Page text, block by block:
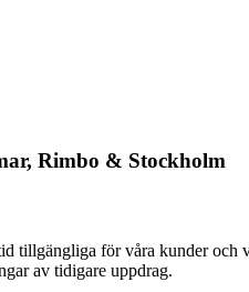
Rimbo & Stockholm
tillgängliga för våra kunder och
av tidigare uppdrag.